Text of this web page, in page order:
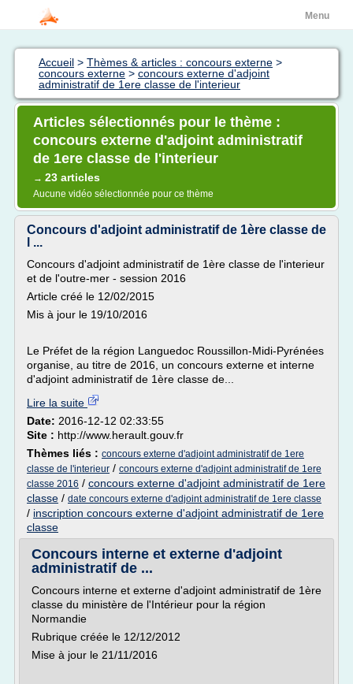
Menu
Accueil > Thèmes & articles : concours externe >
concours externe > concours externe d'adjoint
administratif de 1ere classe de l'interieur
Articles sélectionnés pour le thème :
concours externe d'adjoint administratif
de 1ere classe de l'interieur
→ 23 articles
Aucune vidéo sélectionnée pour ce thème
Concours d'adjoint administratif de 1ère classe de
l ...
Concours d'adjoint administratif de 1ère classe de l'interieur
et de l'outre-mer - session 2016
Article créé le 12/02/2015
Mis à jour le 19/10/2016
Le Préfet de la région Languedoc Roussillon-Midi-Pyrénées
organise, au titre de 2016, un concours externe et interne
d'adjoint administratif de 1ère classe de...
Lire la suite
Date: 2016-12-12 02:33:55
Site : http://www.herault.gouv.fr
Thèmes liés : concours externe d'adjoint administratif de 1ere
classe de l'interieur / concours externe d'adjoint administratif de 1ere
classe 2016 / concours externe d'adjoint administratif de 1ere
classe / date concours externe d'adjoint administratif de 1ere classe
/ inscription concours externe d'adjoint administratif de 1ere
classe
Concours interne et externe d'adjoint
administratif de ...
Concours interne et externe d'adjoint administratif de 1ère
classe du ministère de l'Intérieur pour la région
Normandie
Rubrique créée le 12/12/2012
Mise à jour le 21/11/2016